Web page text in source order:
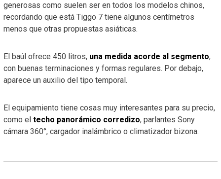
generosas como suelen ser en todos los modelos chinos,
recordando que está Tiggo 7 tiene algunos centímetros
menos que otras propuestas asiáticas.
El baúl ofrece 450 litros, una medida acorde al segmento,
con buenas terminaciones y formas regulares. Por debajo,
aparece un auxilio del tipo temporal.
El equipamiento tiene cosas muy interesantes para su precio,
como el techo panorámico corredizo, parlantes Sony
cámara 360°, cargador inalámbrico o climatizador bizona.